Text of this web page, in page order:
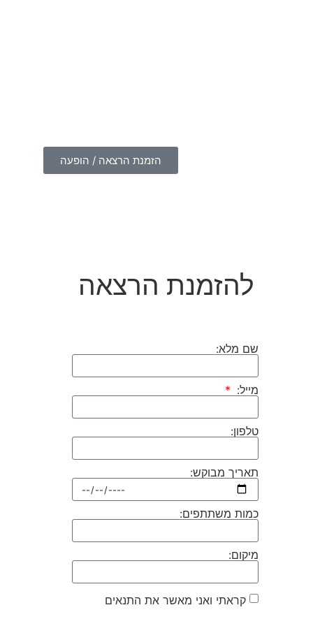
הזמנת הרצאה / הופעה
להזמנת הרצאה
שם מלא:
מייל:
טלפון:
תאריך מבוקש:
כמות משתתפים:
מיקום:
קראתי ואני מאשר את התנאים